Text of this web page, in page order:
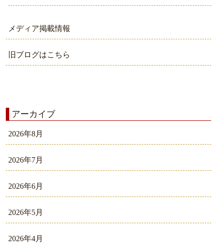
メディア掲載情報
旧ブログはこちら
アーカイブ
2026年8月
2026年7月
2026年6月
2026年5月
2026年4月